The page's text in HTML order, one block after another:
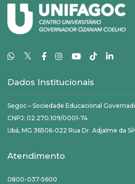
𝕏
Dados Institucionais
Segoc – Sociedade Educacional
CNPJ: 02.270.109/0001-74
Ubá, MG 36506-022 Rua Dr. Adjalme da
Atendimento
0800-037-5600